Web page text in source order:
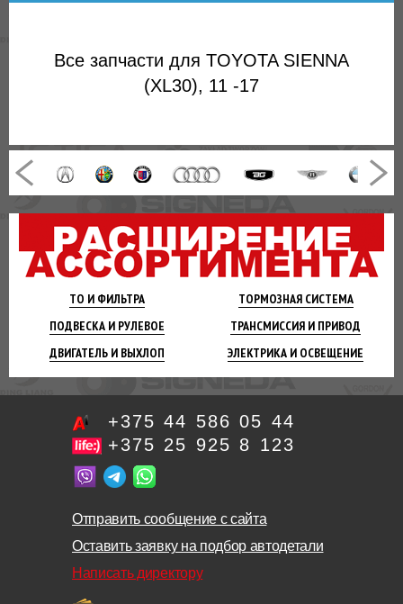
ТО И ФИЛЬТРА ТОРМОЗНАЯСИСТЕМА
ПОДВЕСКА И РУЛЕВОЕ ТРАНСМИССИЯ И ПРИВОД
ДВИГАТЕЛЬ И ВЫХЛОП ЭЛЕКТРИКА И ОСВЕЩЕНИЕ
Все запчасти для TOYOTA SIENNA
(XL30), 11 -17
+375 44 586 05 44
+375 25 925 8 123
Отправить сообщение с сайта
Оставить заявку на подбор автодетали
Написать директору